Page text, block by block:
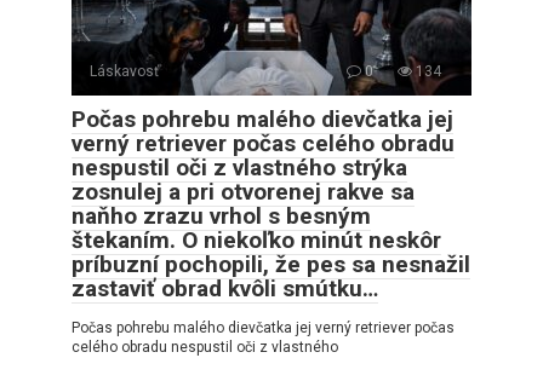
Láskavosť 0 134
Počas pohrebu malého dievčatka jej
verný retriever počas celého obradu
nespustil oči z vlastného strýka
zosnulej a pri otvorenej rakve sa
naňho zrazu vrhol s besným
štekaním. O niekoľko minút neskôr
príbuzní pochopili, že pes sa nesnažil
zastaviť obrad kvôli smútku…
Počas pohrebu malého dievčatka jej verný retriever počas
celého obradu nespustil oči z vlastného